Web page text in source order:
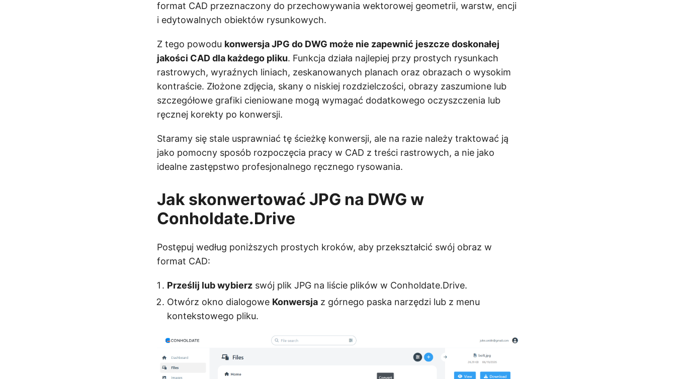
format CAD przeznaczony do przechowywania wektorowej geometrii, warstw, encji
i edytowalnych obiektów rysunkowych.
Z tego powodu konwersja JPG do DWG może nie zapewnić jeszcze doskonałej
jakości CAD dla każdego pliku. Funkcja działa najlepiej przy prostych rysunkach
rastrowych, wyraźnych liniach, zeskanowanych planach oraz obrazach o wysokim
kontraście. Złożone zdjęcia, skany o niskiej rozdzielczości, obrazy zaszumione lub
szczegółowe grafiki cieniowane mogą wymagać dodatkowego oczyszczenia lub
ręcznej korekty po konwersji.
Staramy się stale usprawniać tę ścieżkę konwersji, ale na razie należy traktować ją
jako pomocny sposób rozpoczęcia pracy w CAD z treści rastrowych, a nie jako
idealne zastępstwo profesjonalnego ręcznego rysowania.
Jak skonwertować JPG na DWG w
Conholdate.Drive
Postępuj według poniższych prostych kroków, aby przekształcić swój obraz w
format CAD:
Prześlij lub wybierz swój plik JPG na liście plików w Conholdate.Drive.
Otwórz okno dialogowe Konwersja z górnego paska narzędzi lub z menu
kontekstowego pliku.